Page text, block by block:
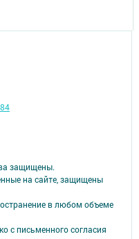
защищены.
на сайте, защищены
в любом объеме
с письменного согласия